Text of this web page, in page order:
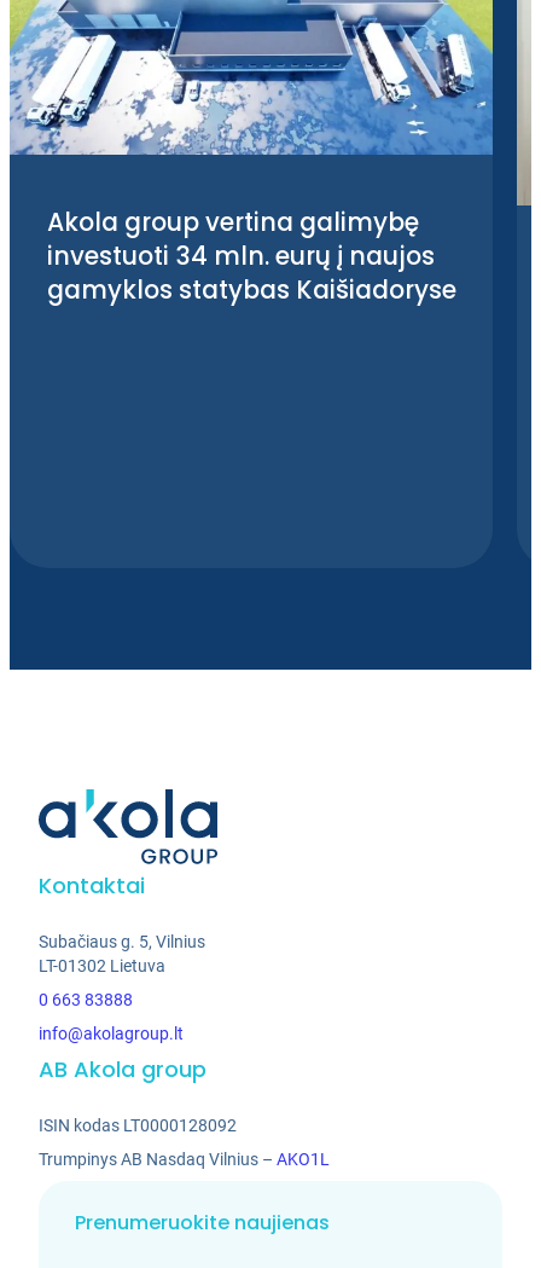
Akola group vertina galimybę
investuoti 34 mln. eurų į naujos
gamyklos statybas Kaišiadoryse
Kontaktai
Subačiaus g. 5, Vilnius
LT-01302 Lietuva
0 663 83888
info@akolagroup.lt
AB Akola group
ISIN kodas LT0000128092
Trumpinys AB Nasdaq Vilnius –AKO1L
Prenumeruokite naujienas